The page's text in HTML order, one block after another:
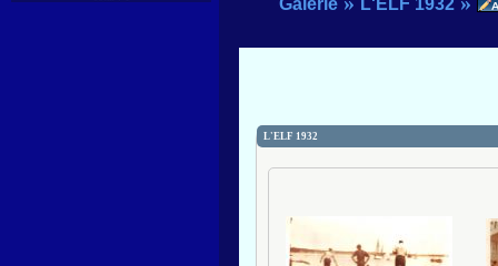
Galerie L'ELF 1932
L'ELF 1932